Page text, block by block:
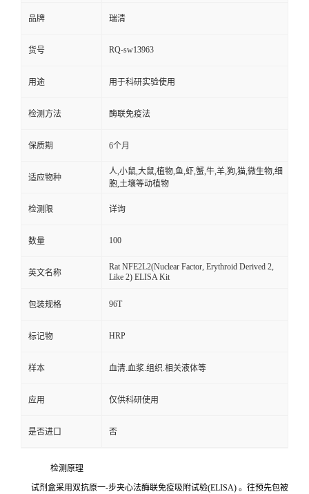
品牌 瑞清
货号 RQ-sw13963
用途 用于科研实验使用
检测方法 酶联免疫法
保质期 6个月
适应物种
人,小鼠,大鼠,植物,鱼,虾,蟹,牛,羊,狗,猫,微生物,细
胞,土壤等动植物
检测限 详询
数量 100
英文名称
Rat NFE2L2(Nuclear Factor, Erythroid Derived 2,
Like 2) ELISA Kit
包装规格 96T
标记物 HRP
样本 血清.血浆.组织.相关液体等
应用 仅供科研使用
是否进口 否
检测原理
试剂盒采用双抗原一-步夹心法酶联免疫吸附试验(ELISA) 。往预先包被